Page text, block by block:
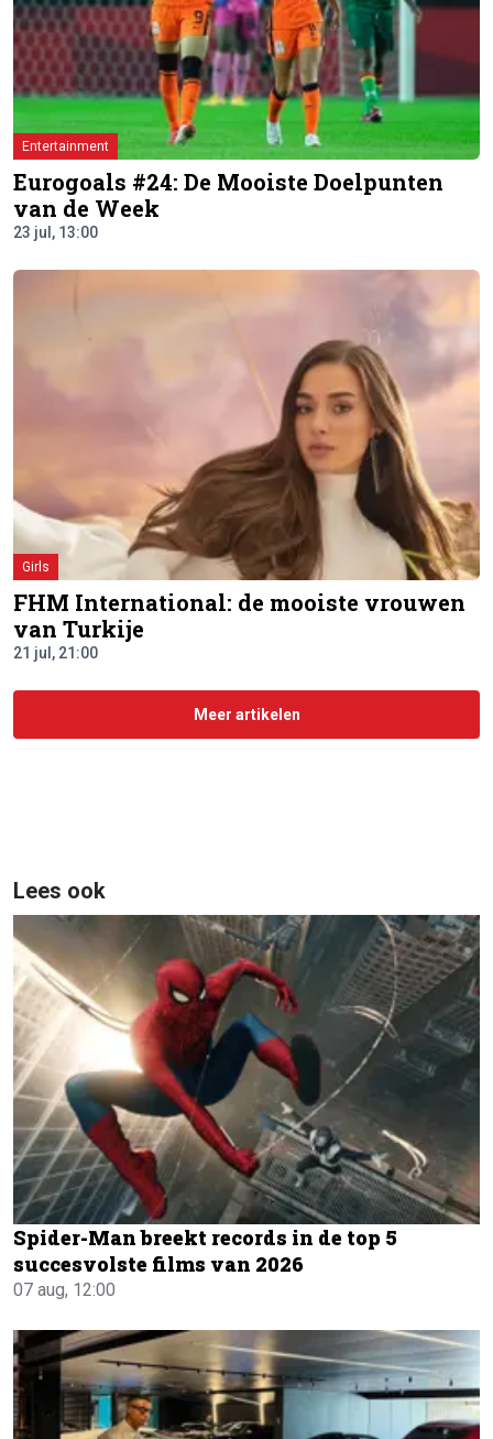
Entertainment
Eurogoals #24: De Mooiste Doelpunten
van de Week
23 jul, 13:00
Girls
FHM International: de mooiste vrouwen
van Turkije
21 jul, 21:00
Meer artikelen
Lees ook
Spider-Man breekt records in de top 5
succesvolste films van 2026
07 aug, 12:00